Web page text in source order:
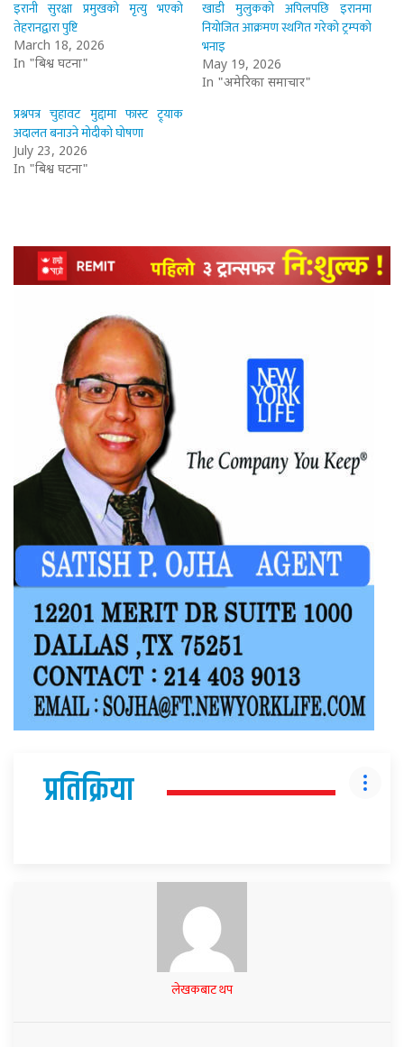
इरानी सुरक्षा प्रमुखको मृत्यु भएको
तेहरानद्वारा पुष्टि
March 18, 2026
In "बिश्व घटना"
खाडी मुलुकको अपिलपछि इरानमा
नियोजित आक्रमण स्थगित गरेको ट्रम्पको
भनाइ
May 19, 2026
In "अमेरिका समाचार"
प्रश्नपत्र चुहावट मुद्दामा फास्ट ट्र्याक
अदालत बनाउने मोदीको घोषणा
July 23, 2026
In "बिश्व घटना"
प्रतिक्रिया
लेखकबाट थप